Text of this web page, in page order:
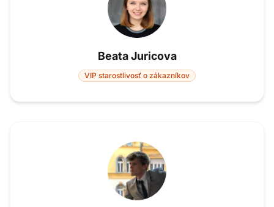
Beata Juricova
VIP starostlivosť o zákazníkov